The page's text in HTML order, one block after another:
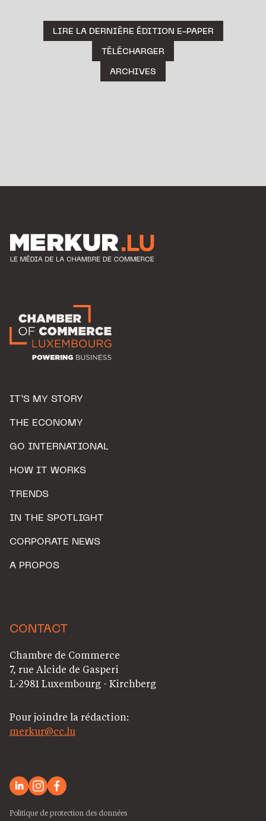
LIRE LA DERNIÈRE ÉDITION E-PAPER
TÉLÉCHARGER
ARCHIVES
IT’S MY STORY
THE ECONOMY
GO INTERNATIONAL
HOW IT WORKS
TRENDS
IN THE SPOTLIGHT
CORPORATE NEWS
A PROPOS
CONTACT
Chambre de Commerce
7, rue Alcide de Gasperi
L-2981 Luxembourg - Kirchberg
Pour joindre la rédaction:
merkur@cc.lu
Politique de protection des données